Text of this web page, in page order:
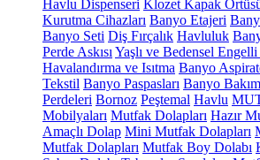
Havlu Dispenseri Klozet Kapak
Kurutma Cihazları Banyo Etajeri
Banyo Seti Diş Fırçalık Havluluk
Perde Askısı Yaşlı ve Bedensel
Havalandırma ve Isıtma Banyo
Tekstil Banyo Paspasları Banyo
Perdeleri Bornoz Peştemal Havlu
Mobilyaları Mutfak Dolapları Hazır
Amaçlı Dolap Mini Mutfak Dolapları
Mutfak Dolapları Mutfak Boy Dolabı